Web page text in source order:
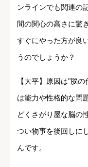
ンラインでも関連の
間の関心の高さに驚
すぐにやった方が良
うのでしょうか？
【大平】原因は"脳
は能力や性格的な問
どくさがり屋な脳の
つい物事を後回しに
んです。